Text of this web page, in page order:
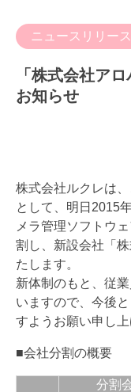
ニュースリリース
「株式会社ア
お知らせ
株式会社ルクレは
として、明日2015
メラ管理ソフトウ
割し、新設会社「
たします。
新体制のもと、従
いますので、今後
すようお願い申し上
■会社分割の概要
分割